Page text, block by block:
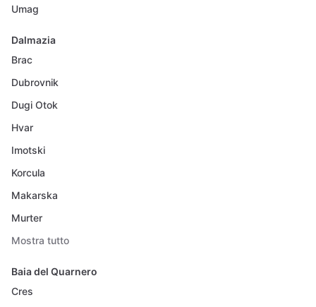
Umag
Dalmazia
Brac
Dubrovnik
Dugi Otok
Hvar
Imotski
Korcula
Makarska
Murter
Mostra tutto
Baia del Quarnero
Cres